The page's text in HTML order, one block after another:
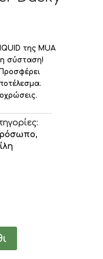
της MUA
σύσταση!
,